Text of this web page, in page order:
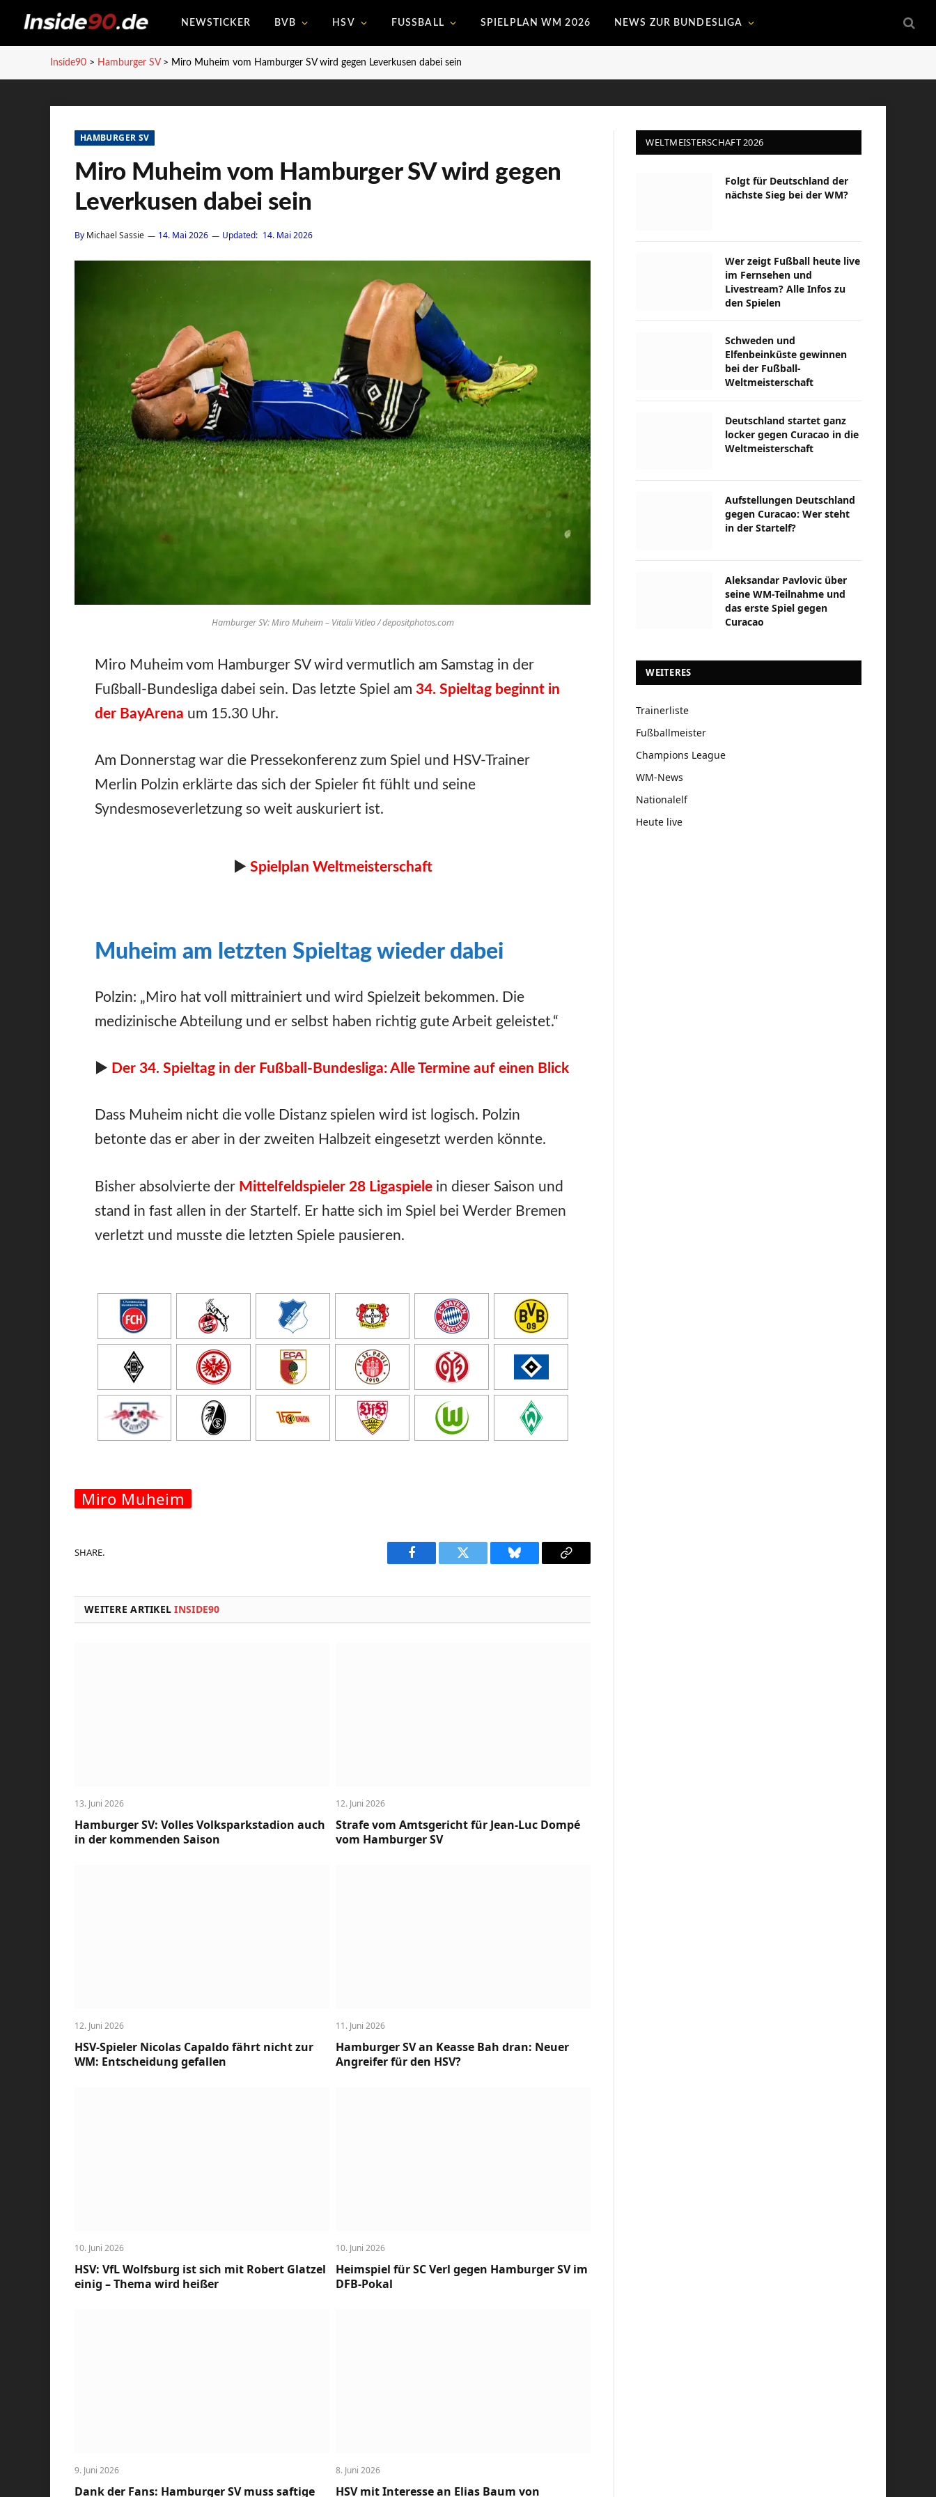
NEWSTICKER BVB HSV FUSSBALL SPIELPLAN WM 2026 NEWS ZUR BUNDESLIGA
Inside90 > Hamburger SV> Miro Muheim vom Hamburger SV wird gegen Leverkusen dabei sein
HAMBURGER SV
Miro Muheim vom Hamburger SV wird gegen
Leverkusen dabei sein
By Michael Sassie 14. Mai 2026 Updated: 14. Mai 2026
Hamburger SV: Miro Muheim – Vitalii Vitleo / depositphotos.com
Miro Muheim vom Hamburger SV wird vermutlich am Samstag in der
Fußball-Bundesliga dabei sein. Das letzte Spiel am34. Spieltag beginnt in
der BayArena um 15.30 Uhr.
Am Donnerstag war die Pressekonferenz zum Spiel und HSV-Trainer
Merlin Polzin erklärte das sich der Spieler fit fühlt und seine
Syndesmoseverletzung so weit auskuriert ist.
► Spielplan Weltmeisterschaft
Muheim am letzten Spieltag wieder dabei
Polzin: „Miro hat voll mittrainiert und wird Spielzeit bekommen. Die
medizinische Abteilung und er selbst haben richtig gute Arbeit geleistet.“
► Der 34. Spieltag in der Fußball-Bundesliga: Alle Termine auf einen Blick
Dass Muheim nicht die volle Distanz spielen wird ist logisch. Polzin
betonte das er aber in der zweiten Halbzeit eingesetzt werden könnte.
Bisher absolvierte der Mittelfeldspieler 28 Ligaspiele in dieser Saison und
stand in fast allen in der Startelf. Er hatte sich im Spiel bei Werder Bremen
verletzt und musste die letzten Spiele pausieren.
Miro Muheim
SHARE.
Facebook Twitter Bluesky
Copy
WEITERE ARTIKELINSIDE90
13. Juni 2026
Hamburger SV: Volles Volksparkstadion auch
in der kommenden Saison
12. Juni 2026
Strafe vom Amtsgericht für Jean-Luc Dompé
vom Hamburger SV
12. Juni 2026
HSV-Spieler Nicolas Capaldo fährt nicht zur
WM: Entscheidung gefallen
11. Juni 2026
Hamburger SV an Keasse Bah dran: Neuer
Angreifer für den HSV?
10. Juni 2026
HSV: VfL Wolfsburg ist sich mit Robert Glatzel
einig – Thema wird heißer
10. Juni 2026
Heimspiel für SC Verl gegen Hamburger SV im
DFB-Pokal
9. Juni 2026
Dank der Fans: Hamburger SV muss saftige
8. Juni 2026
HSV mit Interesse an Elias Baum von
WELTMEISTERSCHAFT 2026
Folgt für Deutschland der
nächste Sieg bei der WM?
Wer zeigt Fußball heute live
im Fernsehen und
Livestream? Alle Infos zu
den Spielen
Schweden und
Elfenbeinküste gewinnen
bei der Fußball-
Weltmeisterschaft
Deutschland startet ganz
locker gegen Curacao in die
Weltmeisterschaft
Aufstellungen Deutschland
gegen Curacao: Wer steht
in der Startelf?
Aleksandar Pavlovic über
seine WM-Teilnahme und
das erste Spiel gegen
Curacao
WEITERES
Trainerliste
Fußballmeister
Champions League
WM-News
Nationalelf
Heute live